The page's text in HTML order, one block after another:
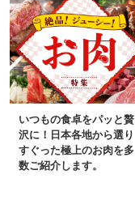
いつもの食卓をパッと贅
沢に！日本各地から選り
すぐった極上のお肉を多
数ご紹介します。